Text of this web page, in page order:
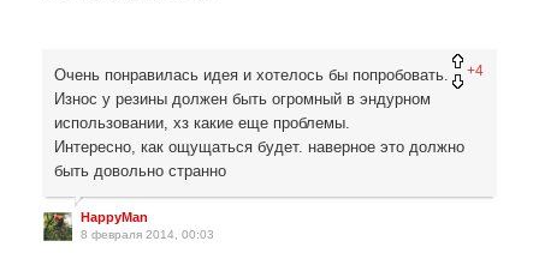
+4
Очень понравилась идея и хотелось бы попробовать.
Износ у резины должен быть огромный в эндурном
использовании, хз какие еще проблемы.
Интересно, как ощущаться будет. наверное это должно
быть довольно странно
HappyMan
8 февраля 2014, 00:03